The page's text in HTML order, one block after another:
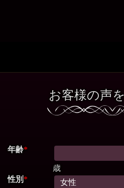
お客様の声
年齢*
歳
性別*